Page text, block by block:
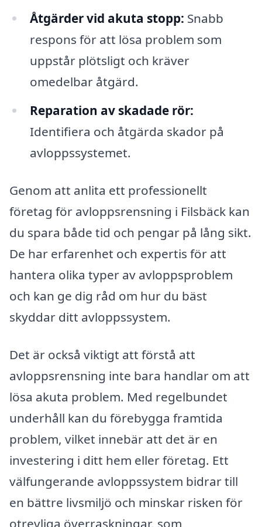
Åtgärder vid akuta stopp: Snabb
respons för att lösa problem som
uppstår plötsligt och kräver
omedelbar åtgärd.
Reparation av skadade rör:
Identifiera och åtgärda skador på
avloppssystemet.
Genom att anlita ett professionellt
företag för avloppsrensning i Filsbäck kan
du spara både tid och pengar på lång sikt.
De har erfarenhet och expertis för att
hantera olika typer av avloppsproblem
och kan ge dig råd om hur du bäst
skyddar ditt avloppssystem.
Det är också viktigt att förstå att
avloppsrensning inte bara handlar om att
lösa akuta problem. Med regelbundet
underhåll kan du förebygga framtida
problem, vilket innebär att det är en
investering i ditt hem eller företag. Ett
välfungerande avloppssystem bidrar till
en bättre livsmiljö och minskar risken för
otrevliga överraskningar, som